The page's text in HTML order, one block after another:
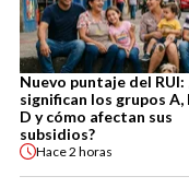
Nuevo puntaje del RUI:
significan los grupos A,
D y cómo afectan sus
subsidios?
Hace2 horas